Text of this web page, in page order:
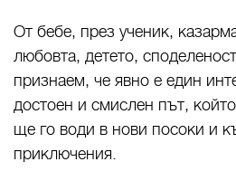
От бебе, през ученик,
любовта, детето,
признаем, че явно е един
достоен и смислен път,
ще го води в нови посоки и
приключения.